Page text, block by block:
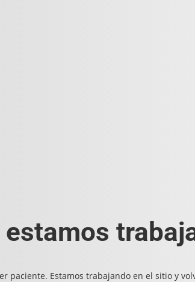
paciente. Estamos trabajando en el sitio y